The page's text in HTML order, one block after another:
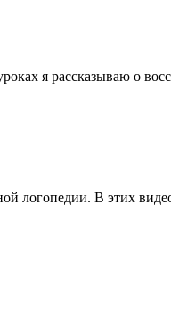
я рассказываю о
логопедии. В этих